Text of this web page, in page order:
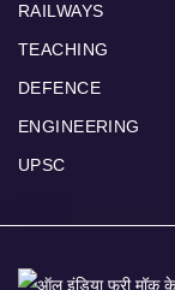
RAILWAYS
TEACHING
DEFENCE
ENGINEERING
UPSC